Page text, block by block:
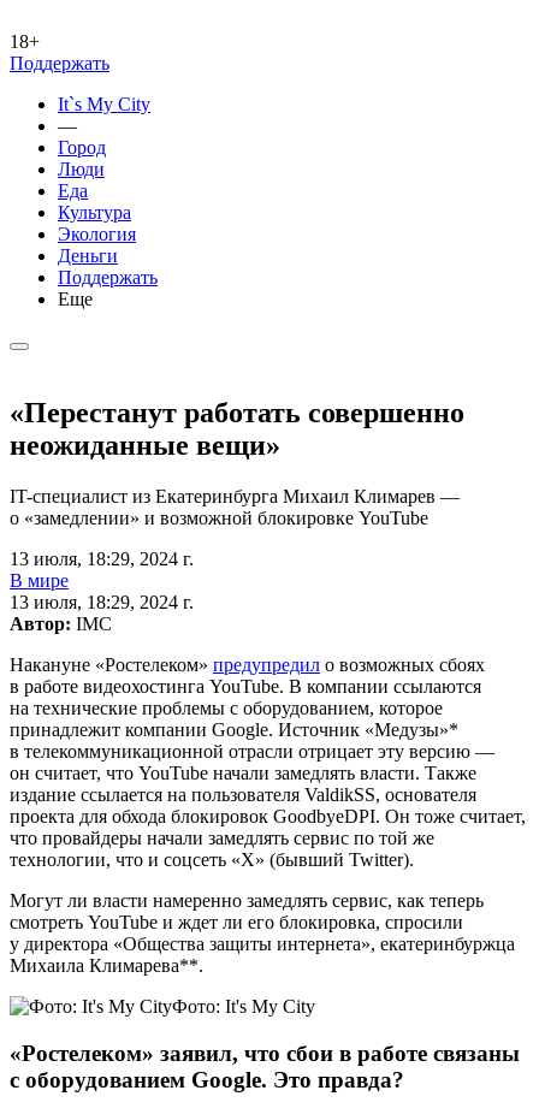
18+
Поддержать
It`s My City
—
Город
Люди
Еда
Культура
Экология
Деньги
Поддержать
Еще
«Перестанут работать совершенно
неожиданные вещи»
IT-специалист из Екатеринбурга Михаил Климарев —
о «замедлении» и возможной блокировке YouTube
13 июля, 18:29, 2024 г.
В мире
13 июля, 18:29, 2024 г.
Автор: IMC
Накануне «Ростелеком» предупредил о возможных сбоях
в работе видеохостинга YouTube. В компании ссылаются
на технические проблемы с оборудованием, которое
принадлежит компании Google. Источник «Медузы»*
в телекоммуникационной отрасли отрицает эту версию —
он считает, что YouTube начали замедлять власти. Также
издание ссылается на пользователя ValdikSS, основателя
проекта для обхода блокировок GoodbyeDPI. Он тоже считает,
что провайдеры начали замедлять сервис по той же
технологии, что и соцсеть «X» (бывший Twitter).
Могут ли власти намеренно замедлять сервис, как теперь
смотреть YouTube и ждет ли его блокировка, спросили
у директора «Общества защиты интернета», екатеринбуржца
Михаила Климарева**.
Фото: It's My City
«Ростелеком» заявил, что сбои в работе связаны
с оборудованием Google. Это правда?